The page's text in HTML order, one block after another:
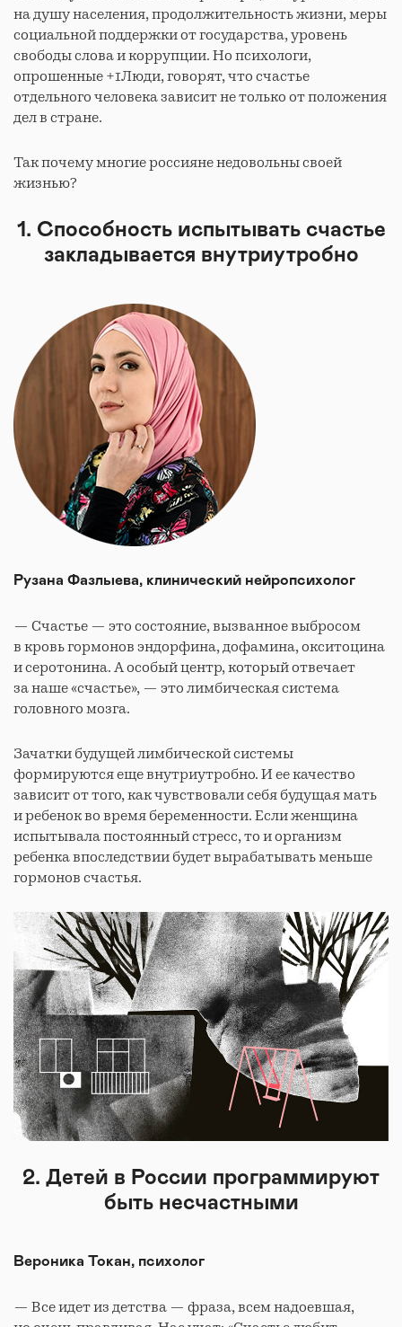
на душу населения, продолжительность жизни, меры
социальной поддержки от государства, уровень
свободы слова и коррупции. Но психологи,
опрошенные +1Люди, говорят, что счастье
отдельного человека зависит не только от положения
дел в стране.
Так почему многие россияне недовольны своей
жизнью?
1. Способность испытывать счастье
закладывается внутриутробно
Рузана Фазлыева, клинический нейропсихолог
— Счастье — это состояние, вызванное выбросом
в кровь гормонов эндорфина, дофамина, окситоцина
и серотонина. А особый центр, который отвечает
за наше «счастье», — это лимбическая система
головного мозга.
Зачатки будущей лимбической системы
формируются еще внутриутробно. И ее качество
зависит от того, как чувствовали себя будущая мать
и ребенок во время беременности. Если женщина
испытывала постоянный стресс, то и организм
ребенка впоследствии будет вырабатывать меньше
гормонов счастья.
2. Детей в России программируют
быть несчастными
Вероника Токан, психолог
— Все идет из детства — фраза, всем надоевшая,